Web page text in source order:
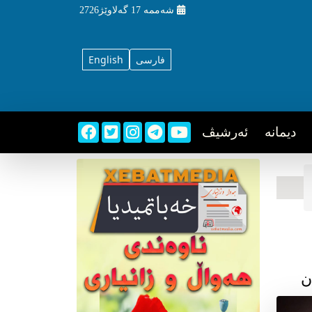
شه‌ممه‌ 17 گه‌لاوێژ2726
English فارسی
دیمانه ئه‌رشیڤ